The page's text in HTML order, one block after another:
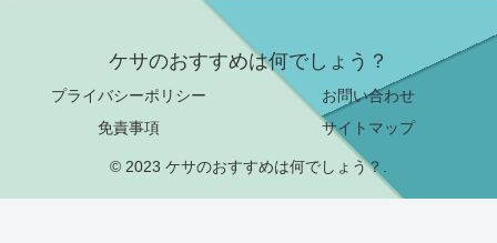
ケサのおすすめは何でしょう？
プライバシーポリシー
お問い合わせ
免責事項
サイトマップ
© 2023 ケサのおすすめは何でしょう？.